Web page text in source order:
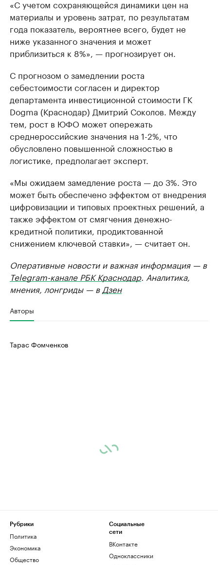
«С учетом сохраняющейся динамики цен на
материалы и уровень затрат, по результатам
года показатель, вероятнее всего, будет не
ниже указанного значения и может
приблизиться к 8%», — прогнозирует он.
С прогнозом о замедлении роста
себестоимости согласен и директор
департамента инвестиционной стоимости ГК
Dogma (Краснодар) Дмитрий Соколов. Между
тем, рост в ЮФО может опережать
среднероссийские значения на 1-2%, что
обусловлено повышенной сложностью в
логистике, предполагает эксперт.
«Мы ожидаем замедление роста — до 3%. Это
может быть обеспечено эффектом от внедрения
цифровизации и типовых проектных решений, а
также эффектом от смягчения денежно-
кредитной политики, продиктованной
снижением ключевой ставки», — считает он.
Оперативные новости и важная информация — в
Telegram-канале РБК Краснодар. Аналитика,
мнения, лонгриды — вДзен
Авторы
Тарас Фомченков
Рубрики
Политика
Экономика
Общество
Социальные
сети
ВКонтакте
Одноклассники